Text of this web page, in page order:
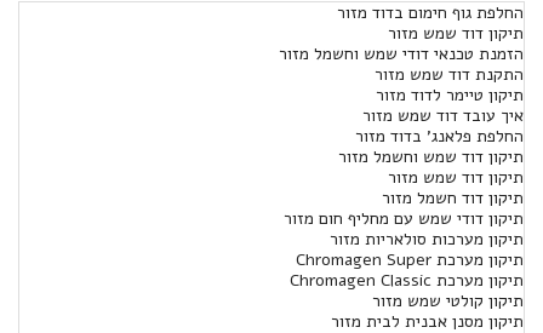
החלפת גוף חימום בדוד מזור
תיקון דוד שמש מזור
הזמנת טכנאי דודי שמש וחשמל מזור
התקנת דוד שמש מזור
תיקון טיימר לדוד מזור
איך עובד דוד שמש מזור
החלפת פלאנג' בדוד מזור
תיקון דוד שמש וחשמל מזור
תיקון דוד שמש מזור
תיקון דוד חשמל מזור
תיקון דודי שמש עם מחליף חום מזור
תיקון מערכות סולאריות מזור
תיקון מערכת Chromagen Super
תיקון מערכת Chromagen Classic
תיקון קולטי שמש מזור
תיקון מסנן אבנית לבית מזור